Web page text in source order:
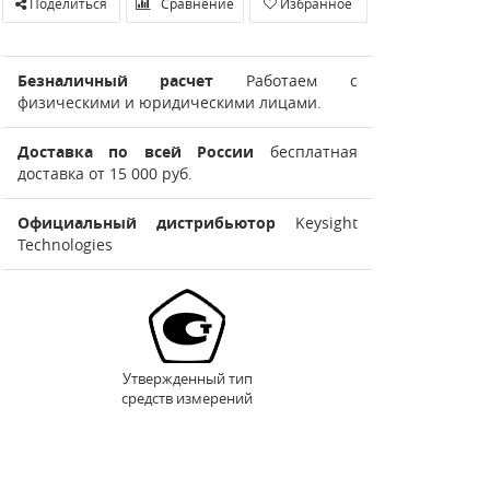
Безналичный расчет Работаем с
физическими и юридическими лицами.
Доставка по всей России бесплатная
доставка от 15 000 руб.
Официальный дистрибьюторKeysight
Technologies
Утвержденный тип
средств измерений